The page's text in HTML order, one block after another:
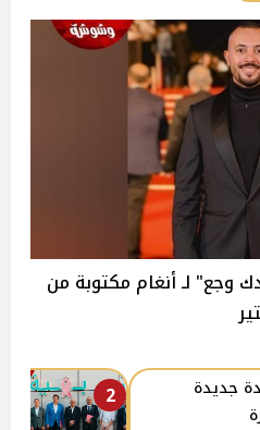
وجع" لـ أنغام مكتوبة من
2
جديدة